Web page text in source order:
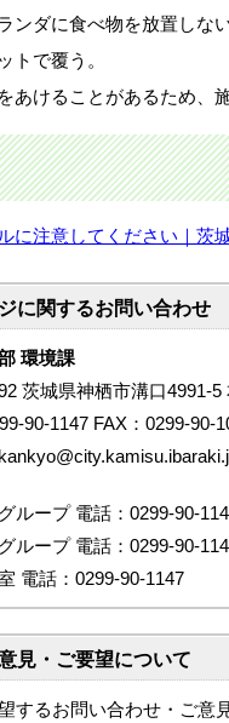
ンダに食べ物を放置しな
トで覆う。
あけることがあるため、
に注意してください｜茨
に関するお問い合わせ
環境課
茨城県神栖市溝口4991-5
90-1147 FAX：0299-90-
ループ 電話：0299-90-
ループ 電話：0299-90-
電話：0299-90-1147
見・ご要望について
するお問い合わせ・ご意